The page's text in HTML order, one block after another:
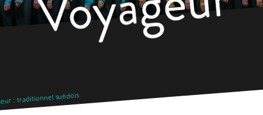
: traditionnel suédois